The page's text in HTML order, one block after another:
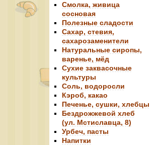
Смолка, живица
сосновая
Полезные сладости
Сахар, стевия,
сахарозаменители
Натуральные сиропы,
варенье, мёд
Сухие заквасочные
культуры
Соль, водоросли
Кэроб, какао
Печенье, сушки, хлебцы
Бездрожжевой хлеб
(ул. Мстиславца, 8)
Урбеч, пасты
Напитки